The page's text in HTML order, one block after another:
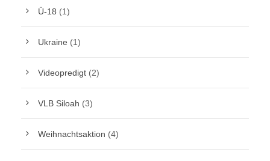
Ü-18 (1)
Ukraine (1)
Videopredigt (2)
VLB Siloah (3)
Weihnachtsaktion (4)